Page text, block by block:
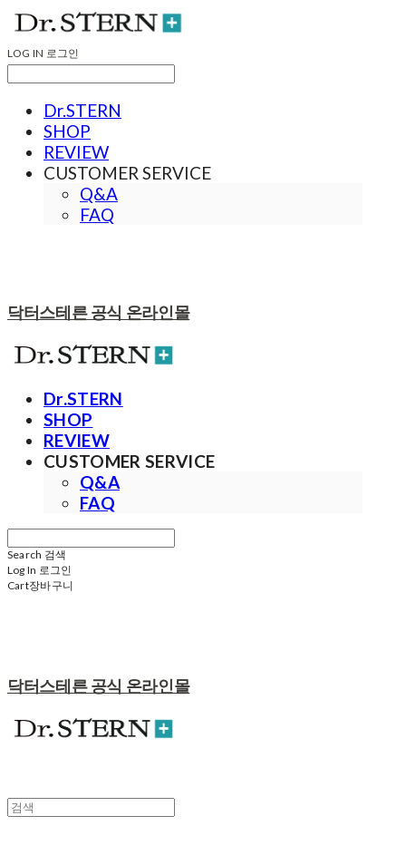
LOG IN 로그인
Dr.STERN
SHOP
REVIEW
CUSTOMER SERVICE
Q&A
FAQ
닥터스테른 공식 온라인몰
Dr.STERN
SHOP
REVIEW
CUSTOMER SERVICE
Q&A
FAQ
Search 검색
Log In 로그인
Cart장바구니
닥터스테른 공식 온라인몰